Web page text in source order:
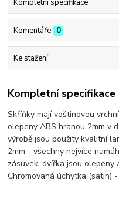
Kompletní specifikace
Komentáře 0
Ke stažení
Kompletní specifikace
Skříňky mají voštinovou
olepeny ABS hranou 2mm v
výrobě jsou použity kvalitní
2mm - všechny nejvíce
zásuvek, dvířka jsou olepeny
Chromovaná úchytka (satin)